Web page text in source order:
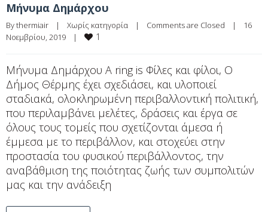
Μήνυμα Δημάρχου
By thermiair | Χωρίς κατηγορία | Comments are Closed |
16
Νοεμβρίου, 2019
| 1
Μήνυμα Δημάρχου A ring is Φίλες και φίλοι, Ο
Δήμος Θέρμης έχει σχεδιάσει, και υλοποιεί
σταδιακά, ολοκληρωμένη περιβαλλοντική πολιτική,
που περιλαμβάνει μελέτες, δράσεις και έργα σε
όλους τους τομείς που σχετίζονται άμεσα ή
έμμεσα με το περιβάλλον, και στοχεύει στην
προστασία του φυσικού περιβάλλοντος, την
αναβάθμιση της ποιότητας ζωής των συμπολιτών
μας και την ανάδειξη